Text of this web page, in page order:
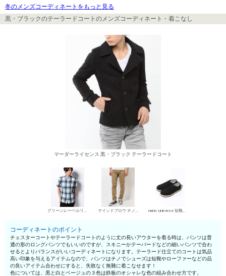
冬のメンズコーディネートをもっと見る
黒・ブラックのテーラードコートのメンズコーディネート・着こなし
マーダーライセンス 黒・ブラック テーラードコート
グリーンレーベルリラクシング シャツ マインドブロウ チノパン・綿パン nano･universe 短靴・レザーシューズ
コーディネートのポイント
チェスターコートやテーラードコートのように丈の長いアウターを着る時は、パンツは普
通の形のロングパンツでもいいのですが、スキニーかテーパードなどの細いパンツで合わ
せるとよりバランスがいいコーディネートになります。テーラード仕立てのコートは気品
高い印象を与えるアイテムなので、パンツはチノでシューズは短靴やローファーなどの品
の良いアイテム合わせにすると、失敗なく無難に着こなせます！
色については、黒と白とベージュの３色は鉄板のオシャレな色の組み合わせ方です。